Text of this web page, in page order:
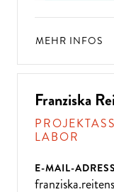
MEHR INFOS
Franziska
LABOR
E-MAIL-